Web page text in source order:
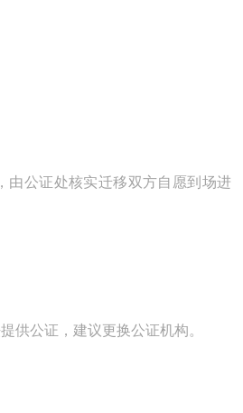
由公证处核实迁移双方自愿到场进
供公证，建议更换公证机构。